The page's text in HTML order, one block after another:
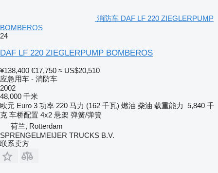
消防车 DAF LF 220 ZIEGLERPUMP
BOMBEROS
24
DAF LF 220 ZIEGLERPUMP BOMBEROS
¥138,400 €17,750 ≈ US$20,510
应急用车 - 消防车
2002
48,000 千米
欧元 Euro 3 功率 220 马力 (162 千瓦) 燃油 柴油 载重能力 5,840 千
克 车桥配置 4x2 悬架 弹簧/弹簧
荷兰, Rotterdam
SPRENGELMEIJER TRUCKS B.V.
联系卖方